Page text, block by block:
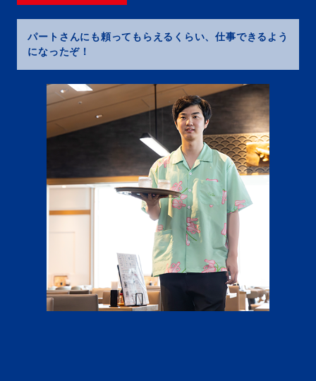
パートさんにも頼ってもらえるくらい、仕事できるよう
になったぞ！